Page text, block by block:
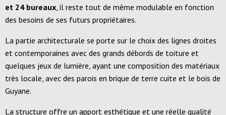
et 24 bureaux , il reste tout de même modulable en fonction
des besoins de ses futurs propriétaires.
La partie architecturale se porte sur le choix des lignes droites
et contemporaines avec des grands débords de toiture et
quelques jeux de lumière, ayant une composition des matériaux
très locale, avec des parois en brique de terre cuite et le bois de
Guyane.
La structure offre un apport esthétique et une réelle qualité